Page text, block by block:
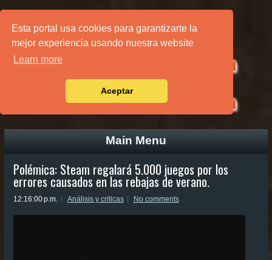
Esta portal usa cookies para garantizarte la
mejor experiencia usando nuestra website
Learn more
Aceptar
PÁGINA PRINCIPAL
Main Menu
Polémica: Steam regalará 5.000 juegos por los
errores causados en las rebajas de verano.
12:16:00 p.m. Análisis y criticas No comments